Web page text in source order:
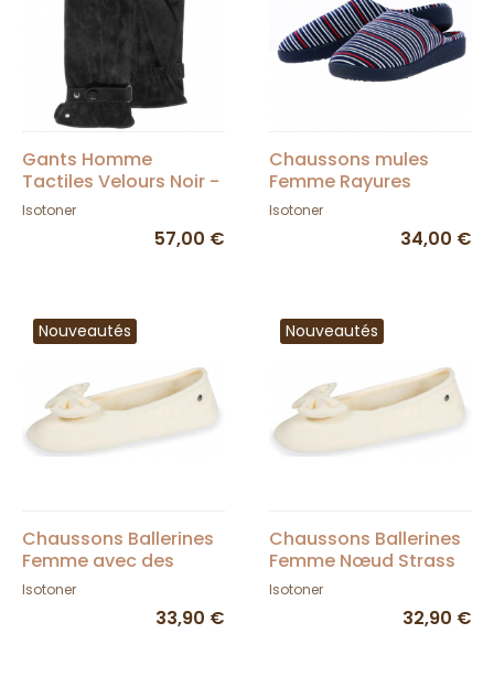
Gants Homme
Tactiles Velours Noir -
Isotoner
Isotoner
57,00 €
Chaussons mules
Femme Rayures
Bleues Semelle X-TRA
CONFORT - Isotoner
Isotoner
34,00 €
Nouveautés
Chaussons Ballerines
Femme avec des
coeurs SAUGE/ CREME
Isotoner
33,90 €
Nouveautés
Chaussons Ballerines
Femme Nœud Strass
Ivoire - Isotoner
Isotoner
32,90 €